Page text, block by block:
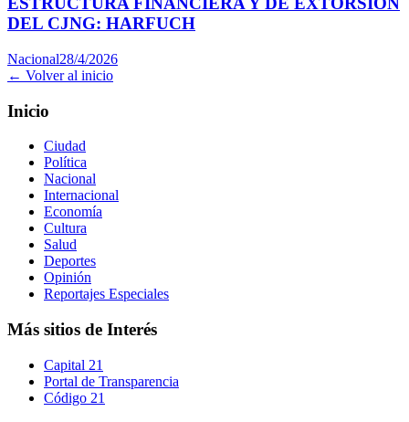
DEL CJNG: HARFUCH
Nacional28/4/2026
← Volver al inicio
Inicio
Ciudad
Política
Nacional
Internacional
Economía
Cultura
Salud
Deportes
Opinión
Reportajes Especiales
Más sitios de Interés
Capital 21
Portal de Transparencia
Código 21